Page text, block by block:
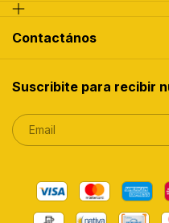
Contactános
Suscribite para recibir